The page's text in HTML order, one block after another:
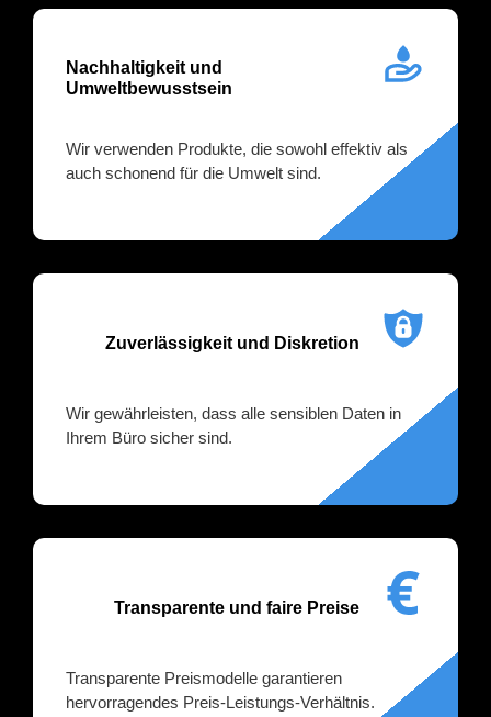
Nachhaltigkeit und
Umweltbewusstsein
Wir verwenden Produkte, die sowohl effektiv als
auch schonend für die Umwelt sind.
Zuverlässigkeit und Diskretion
Wir gewährleisten, dass alle sensiblen Daten in
Ihrem Büro sicher sind.
Transparente und faire Preise
Transparente Preismodelle garantieren
hervorragendes Preis-Leistungs-Verhältnis.